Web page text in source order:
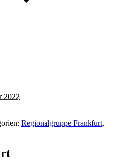
2022
Regionalgruppe Frankfurt,